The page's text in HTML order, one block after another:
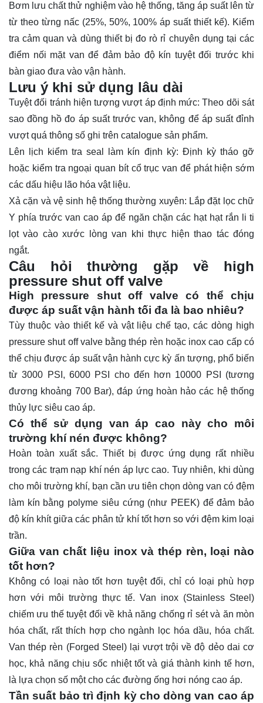
Bơm lưu chất thử nghiệm vào hệ thống, tăng áp suất lên từ
từ theo từng nấc (25%, 50%, 100% áp suất thiết kế). Kiểm
tra cảm quan và dùng thiết bị đo rò rỉ chuyên dụng tại các
điểm nối mặt van để đảm bảo độ kín tuyệt đối trước khi
bàn giao đưa vào vận hành.
Lưu ý khi sử dụng lâu dài
Tuyệt đối tránh hiện tượng vượt áp định mức: Theo dõi sát
sao đồng hồ đo áp suất trước van, không để áp suất đỉnh
vượt quá thông số ghi trên catalogue sản phẩm.
Lên lịch kiểm tra seal làm kín định kỳ: Định kỳ tháo gỡ
hoặc kiểm tra ngoại quan bít cổ trục van để phát hiện sớm
các dấu hiệu lão hóa vật liệu.
Xả cặn và vệ sinh hệ thống thường xuyên: Lắp đặt lọc chữ
Y phía trước van cao áp để ngăn chặn các hạt hạt rắn li ti
lọt vào cào xước lòng van khi thực hiện thao tác đóng
ngắt.
Câu hỏi thường gặp về high
pressure shut off valve
High pressure shut off valve có thể chịu
được áp suất vận hành tối đa là bao nhiêu?
Tùy thuộc vào thiết kế và vật liệu chế tạo, các dòng high
pressure shut off valve bằng thép rèn hoặc inox cao cấp có
thể chịu được áp suất vận hành cực kỳ ấn tượng, phổ biến
từ 3000 PSI, 6000 PSI cho đến hơn 10000 PSI (tương
đương khoảng 700 Bar), đáp ứng hoàn hảo các hệ thống
thủy lực siêu cao áp.
Có thể sử dụng van áp cao này cho môi
trường khí nén được không?
Hoàn toàn xuất sắc. Thiết bị được ứng dụng rất nhiều
trong các trạm nạp khí nén áp lực cao. Tuy nhiên, khi dùng
cho môi trường khí, bạn cần ưu tiên chọn dòng van có đệm
làm kín bằng polyme siêu cứng (như PEEK) để đảm bảo
độ kín khít giữa các phân tử khí tốt hơn so với đệm kim loại
trần.
Giữa van chất liệu inox và thép rèn, loại nào
tốt hơn?
Không có loại nào tốt hơn tuyệt đối, chỉ có loại phù hợp
hơn với môi trường thực tế. Van inox (Stainless Steel)
chiếm ưu thế tuyệt đối về khả năng chống rỉ sét và ăn mòn
hóa chất, rất thích hợp cho ngành lọc hóa dầu, hóa chất.
Van thép rèn (Forged Steel) lại vượt trội về độ dẻo dai cơ
học, khả năng chịu sốc nhiệt tốt và giá thành kinh tế hơn,
là lựa chọn số một cho các đường ống hơi nóng cao áp.
Tần suất bảo trì định kỳ cho dòng van cao áp